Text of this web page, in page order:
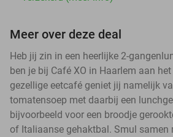
Meer over deze deal
Heb jij zin in een heerlijke 2-
ben je bij Café XO in Haarlem aan
gezellige eetcafé geniet jij namelijk
tomatensoep met daarbij een
bijvoorbeeld voor een broodje
of Italiaanse gehaktbal. Smul samen